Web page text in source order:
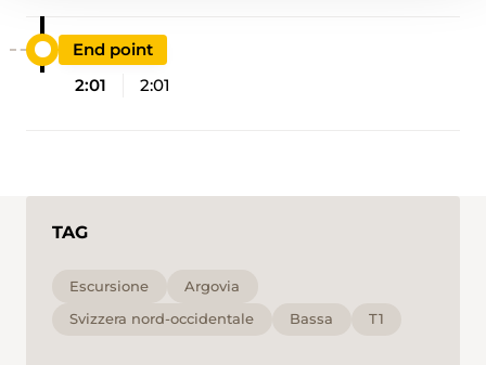
End point
2:01
2:01
TAG
Escursione
Argovia
Svizzera nord-occidentale
Bassa T1